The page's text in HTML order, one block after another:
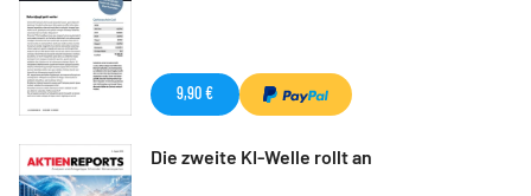
9,90 €
Die zweite KI-Welle rollt an